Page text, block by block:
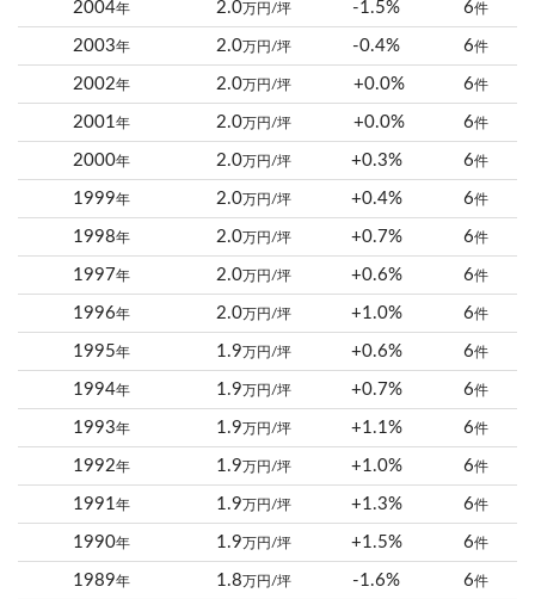
2004年 2.0万円/坪 -1.5% 6件
2003年 2.0万円/坪 -0.4% 6件
2002年 2.0万円/坪 +0.0% 6件
2001年 2.0万円/坪 +0.0% 6件
2000年 2.0万円/坪 +0.3% 6件
1999年 2.0万円/坪 +0.4% 6件
1998年 2.0万円/坪 +0.7% 6件
1997年 2.0万円/坪 +0.6% 6件
1996年 2.0万円/坪 +1.0% 6件
1995年 1.9 万円/坪 +0.6% 6件
1994年 1.9 万円/坪 +0.7% 6件
1993年 1.9 万円/坪 +1.1% 6件
1992年 1.9 万円/坪 +1.0% 6件
1991年 1.9 万円/坪 +1.3% 6件
1990年 1.9 万円/坪 +1.5% 6件
1989年 1.8 万円/坪 -1.6% 6件